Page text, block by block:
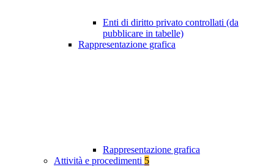
Enti di diritto privato controllati (da
pubblicare in tabelle)
Rappresentazione grafica
Rappresentazione grafica
Attività e procedimenti 5